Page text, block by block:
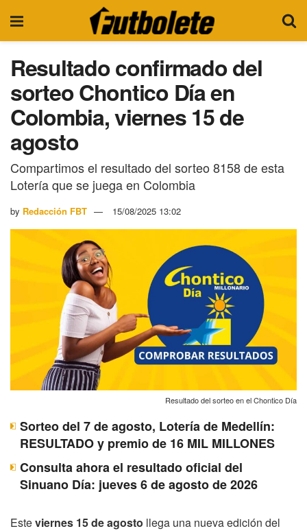
Resultado confirmado del
sorteo Chontico Día en
Colombia, viernes 15 de
agosto
Compartimos el resultado del sorteo 8158 de esta
Lotería que se juega en Colombia
by Redacción FBT 15/08/2025 13:02
Resultado del sorteo en el Chontico Día
Sorteo del 7 de agosto, Lotería de Medellín:
RESULTADO y premio de 16 MIL MILLONES
Consulta ahora el resultado oficial del
Sinuano Día: jueves 6 de agosto de 2026
Esteviernes 15 de agosto llega una nueva edición del